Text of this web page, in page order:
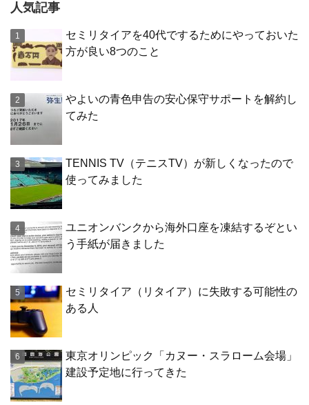
人気記事
セミリタイアを40代でするためにやっておいた
方が良い8つのこと
やよいの青色申告の安心保守サポートを解約し
てみた
TENNIS TV（テニスTV）が新しくなったので
使ってみました
ユニオンバンクから海外口座を凍結するぞとい
う手紙が届きました
セミリタイア（リタイア）に失敗する可能性の
ある人
東京オリンピック「カヌー・スラローム会場」
建設予定地に行ってきた